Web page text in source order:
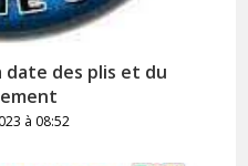
des plis et du
à 08:52